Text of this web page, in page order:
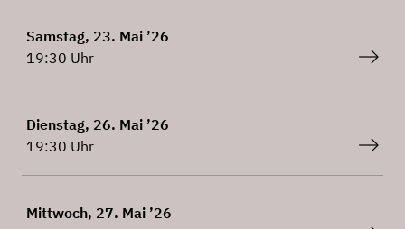
Samstag, 23. Mai ’26
19:30 Uhr
Dienstag, 26. Mai ’26
19:30 Uhr
Mittwoch, 27. Mai ’26